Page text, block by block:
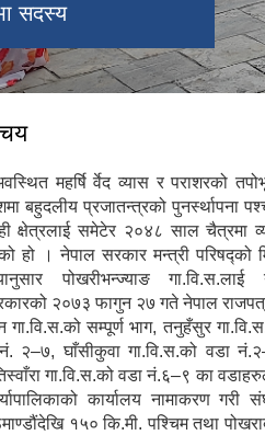
सदस्य
महर्षि र्वेद व्यास र पराशरको
बहुदलीय प्रजातन्त्रको पुनर्स्थापना
क्षेत्रलाई समेटेर २०४८ साल चैत्रमा
हो । नेपाल सरकार मन्त्री परिषद्को
पोखरीभन्ज्याङ गा.वि.स.लाई
२०७३ फागुन २७ गते नेपाल
गा.वि.स.को सम्पूर्ण भाग, तनुहँसुर
२–७, घाँसीकुवा गा.वि.स.को वडा
गा.वि.स.को वडा नं.६–९ का
कार्यालय नामाकरण गरी
१५० कि.मी. पश्चिम तथा